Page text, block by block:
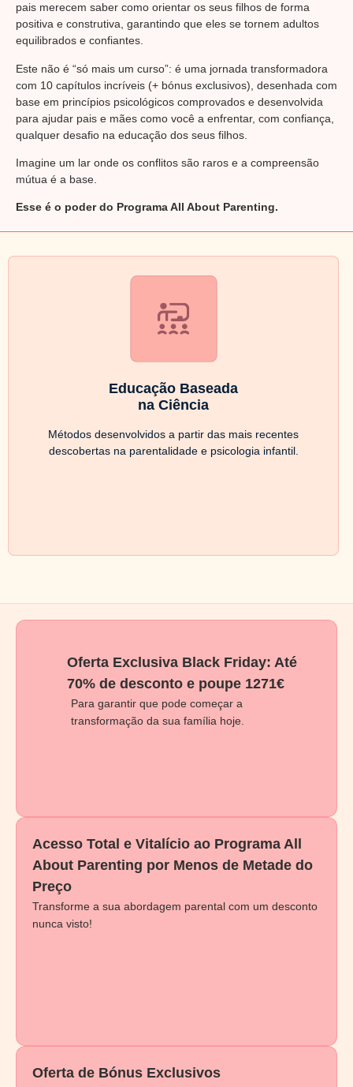
pais merecem saber como orientar os seus filhos de forma
positiva e construtiva, garantindo que eles se tornem adultos
equilibrados e confiantes.
Este não é “só mais um curso”: é uma jornada transformadora
com 10 capítulos incríveis (+ bónus exclusivos), desenhada com
base em princípios psicológicos comprovados e desenvolvida
para ajudar pais e mães como você a enfrentar, com confiança,
qualquer desafio na educação dos seus filhos.
Imagine um lar onde os conflitos são raros e a compreensão
mútua é a base.
Esse é o poder do Programa All About Parenting.
Educação Baseada
na Ciência
Métodos desenvolvidos a partir das mais recentes
descobertas na parentalidade e psicologia infantil.
Oferta Exclusiva Black Friday: Até
70% de desconto e poupe 1271€
Para garantir que pode começar a
transformação da sua família hoje.
Acesso Total e Vitalício ao Programa All
About Parenting por Menos de Metade do
Preço
Transforme a sua abordagem parental com um desconto
nunca visto!
Oferta de Bónus Exclusivos